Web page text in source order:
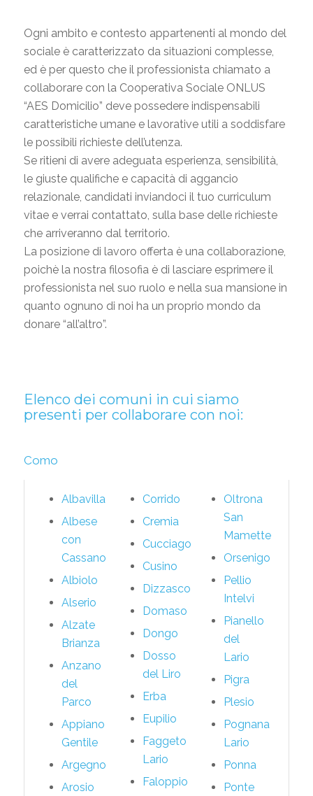
Ogni ambito e contesto appartenenti al mondo del
sociale è caratterizzato da situazioni complesse,
ed è per questo che il professionista chiamato a
collaborare con la Cooperativa Sociale ONLUS
“AES Domicilio” deve possedere indispensabili
caratteristiche umane e lavorative utili a soddisfare
le possibili richieste dell’utenza.
Se ritieni di avere adeguata esperienza, sensibilità,
le giuste qualifiche e capacità di aggancio
relazionale, candidati inviandoci il tuo curriculum
vitae e verrai contattato, sulla base delle richieste
che arriveranno dal territorio.
La posizione di lavoro offerta è una collaborazione,
poichè la nostra filosofia è di lasciare esprimere il
professionista nel suo ruolo e nella sua mansione in
quanto ognuno di noi ha un proprio mondo da
donare “all’altro”.
Elenco dei comuni in cui siamo
presenti per collaborare con noi:
Como
Albavilla
Albese
con
Cassano
Albiolo
Alserio
Alzate
Brianza
Anzano
del
Parco
Appiano
Gentile
Argegno
Arosio
Corrido
Cremia
Cucciago
Cusino
Dizzasco
Domaso
Dongo
Dosso
del Liro
Erba
Eupilio
Faggeto
Lario
Faloppio
Oltrona
San
Mamette
Orsenigo
Pellio
Intelvi
Pianello
del
Lario
Pigra
Plesio
Pognana
Lario
Ponna
Ponte